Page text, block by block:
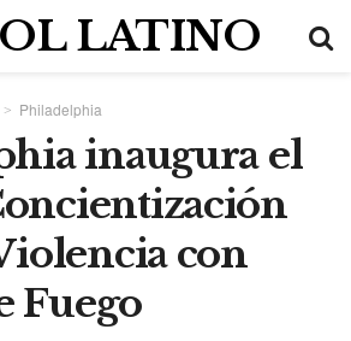
LATINO
Philadelphia
inaugura el
con
Fuego